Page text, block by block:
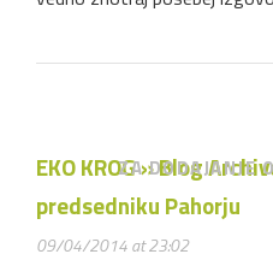
EKO KROG » Blog
predsedniku Pahorju
09/04/2014 at 23:02
ZA DODAJANJE